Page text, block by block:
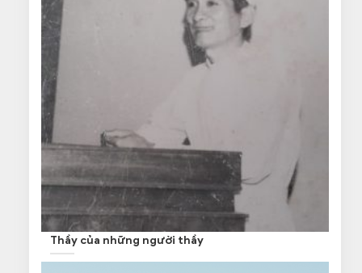
Thầy của những người thầy